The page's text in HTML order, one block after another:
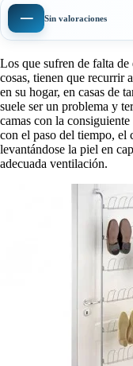
— Sin valoraciones
Los que sufren de falta de
cosas, tienen que recurrir
en su hogar, en casas de
suele ser un problema y
camas con la
con el paso del tiempo, el
levantándose la piel en
adecuada ventilación.